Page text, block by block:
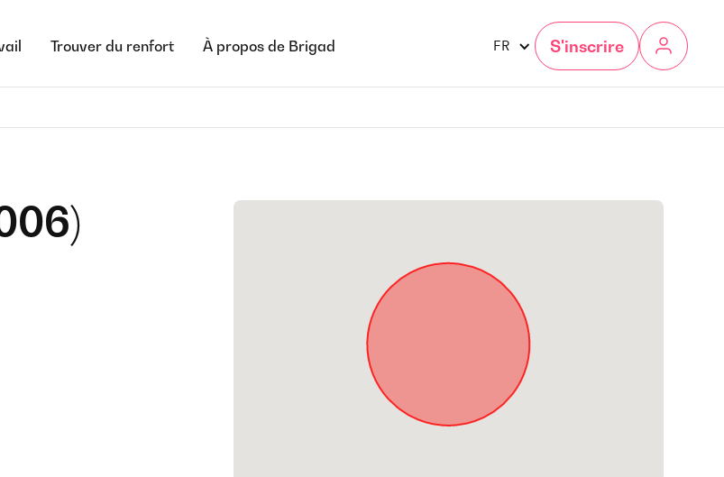
Trouver du renfort À propos de Brigad FR S'inscrire
)